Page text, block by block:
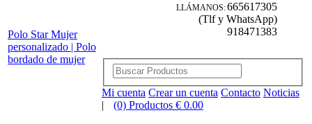
Polo Star Mujer
personalizado | Polo
bordado de mujer
LLÁMANOS:665617305
(Tlf y WhatsApp)
918471383
Mi cuenta Crear un cuenta Contacto Noticias
|
(0) Productos € 0.00